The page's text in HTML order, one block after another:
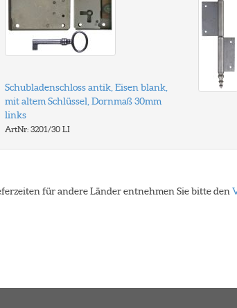
Schubladenschloss antik, Eisen blank,
mit altem Schlüssel, Dornmaß 30mm
links
ArtNr: 3201/30 LI
für andere Länder entnehmen Sie bitte den